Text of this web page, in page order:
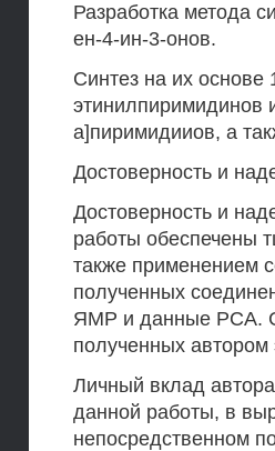
Разработка метода
ен-4-ин-3-онов.
Синтез на их
этинилпиримидинов
а]пиримидииов, а
Достоверность и
Достоверность и
работы обеспечены
также применением
полученных
ЯМР и данные РСА.
полученных
Личный вклад
данной работы, в
непосредственном